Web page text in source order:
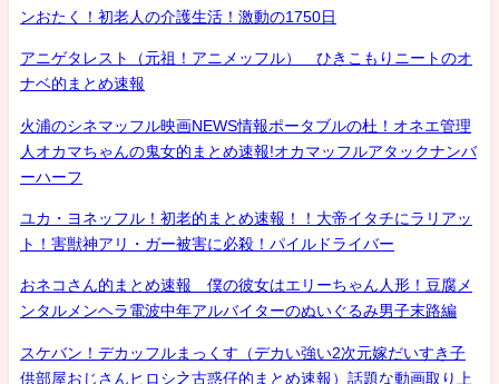
ンおたく！初老人の介護生活！激動の1750日
アニゲタレスト（元祖！アニメッフル） ひきこもりニートのオ
ナベ的まとめ速報
火浦のシネマッフル映画NEWS情報ポータブルの杜！オネエ管理
人オカマちゃんの鬼女的まとめ速報!オカマッフルアタックナンバ
ーハーフ
ユカ・ヨネッフル！初老的まとめ速報！！大帝イタチにラリアッ
ト！害獣神アリ・ガー被害に必殺！パイルドライバー
おネコさん的まとめ速報 僕の彼女はエリーちゃん人形！豆腐メ
ンタルメンヘラ電波中年アルバイターのぬいぐるみ男子末路編
スケバン！デカッフルまっくす（デカい強い2次元嫁だいすき子
供部屋おじさんヒロシ之古惑仔的まとめ速報）話題な動画取り上